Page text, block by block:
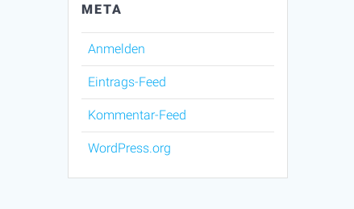
META
Anmelden
Eintrags-Feed
Kommentar-Feed
WordPress.org